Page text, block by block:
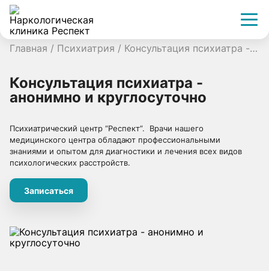
Главная / Психиатрия / Консультация психиатра - анонимно и круглосуточно
Консультация психиатра -
анонимно и круглосуточно
Психиатрический центр “Респект”. Врачи нашего
медицинского центра обладают профессиональными
знаниями и опытом для диагностики и лечения всех видов
психологических расстройств.
Записаться